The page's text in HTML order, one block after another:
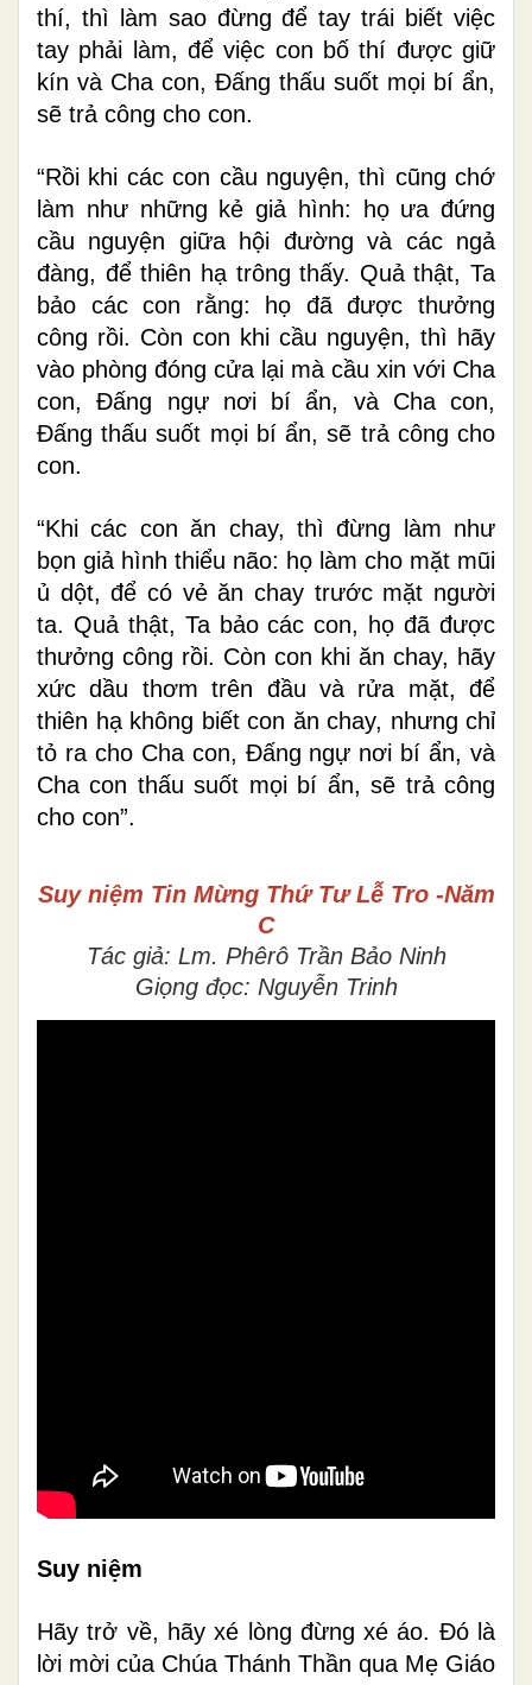
thí, thì làm sao đừng để tay trái biết việc
tay phải làm, để việc con bố thí được giữ
kín và Cha con, Ðấng thấu suốt mọi bí ẩn,
sẽ trả công cho con.
“Rồi khi các con cầu nguyện, thì cũng chớ
làm như những kẻ giả hình: họ ưa đứng
cầu nguyện giữa hội đường và các ngả
đàng, để thiên hạ trông thấy. Quả thật, Ta
bảo các con rằng: họ đã được thưởng
công rồi. Còn con khi cầu nguyện, thì hãy
vào phòng đóng cửa lại mà cầu xin với Cha
con, Ðấng ngự nơi bí ẩn, và Cha con,
Ðấng thấu suốt mọi bí ẩn, sẽ trả công cho
con.
“Khi các con ăn chay, thì đừng làm như
bọn giả hình thiểu não: họ làm cho mặt mũi
ủ dột, để có vẻ ăn chay trước mặt người
ta. Quả thật, Ta bảo các con, họ đã được
thưởng công rồi. Còn con khi ăn chay, hãy
xức dầu thơm trên đầu và rửa mặt, để
thiên hạ không biết con ăn chay, nhưng chỉ
tỏ ra cho Cha con, Ðấng ngự nơi bí ẩn, và
Cha con thấu suốt mọi bí ẩn, sẽ trả công
cho con”.
Suy niệm Tin Mừng Thứ Tư Lễ Tro -Năm
C
Tác giả: Lm. Phêrô Trần Bảo Ninh
Giọng đọc: Nguyễn Trinh
Suy niệm
Hãy trở về, hãy xé lòng đừng xé áo. Đó là
lời mời của Chúa Thánh Thần qua Mẹ Giáo